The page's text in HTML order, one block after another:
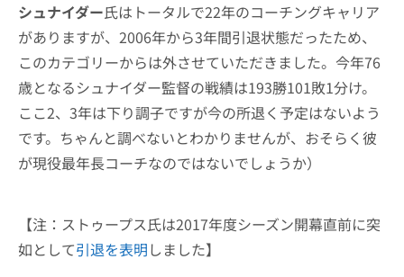
シュナイダー氏はトータルで22年のコーチングキャリア
がありますが、2006年から3年間引退状態だったため、
このカテゴリーからは外させていただきました。今年76
歳となるシュナイダー監督の戦績は193勝101敗1分け。
ここ2、3年は下り調子ですが今の所退く予定はないよう
です。ちゃんと調べないとわかりませんが、おそらく彼
が現役最年長コーチなのではないでしょうか）
【注：ストゥープス氏は2017年度シーズン開幕直前に突
如として引退を表明しました】